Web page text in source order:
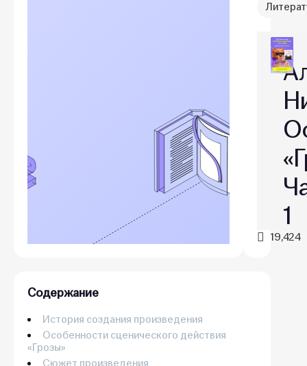
1
19,424
Содержание
История создания произведения
Особенности сценического действия
«Грозы»
Сюжет произведения